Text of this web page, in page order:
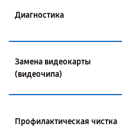
Диагностика
Замена видеокарты
(видеочипа)
Профилактическая чистка